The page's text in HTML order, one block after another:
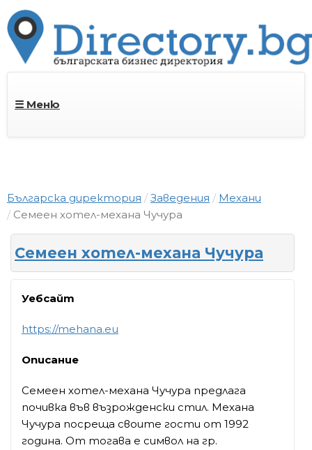
☰ Меню
Българска директория Заведения
Механи
Семеен хотел-механа Чучура
Семеен хотел-механа Чучура
Уебсайт
https://mehana.eu
Описание
Семеен хотел-механа Чучура предлага
почивка във възрожденски стил. Механа
Чучура посреща своите гости от 1992
година. От тогава е символ на гр.